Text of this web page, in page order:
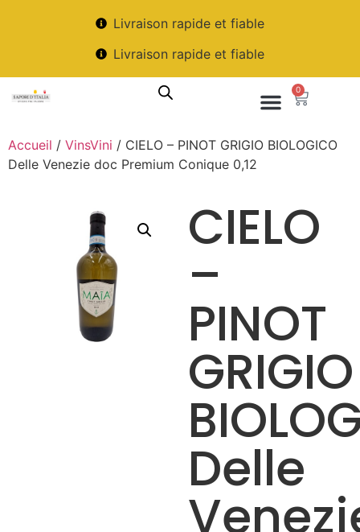
Livraison rapide et fiable
Livraison rapide et fiable
0
Accueil / VinsVini / CIELO – PINOT GRIGIO BIOLOGICO
Delle Venezie doc Premium Conique 0,12
CIELO
–
PINOT
GRIGIO
Delle